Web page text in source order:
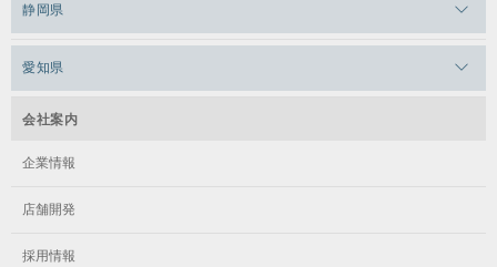
メガロスキッズ錦糸町
メガロス葛飾
メガロスルフレ武蔵小金井
メガロス神奈川
メガロス日吉
メガロス綱島
メガロスルフレ綱島
メガロス市ヶ尾
メガロス鷺沼
メガロス本八幡
静岡県
愛知県
メガロステラッセ納屋橋
メガロス千種
会社案内
企業情報
店舗開発
採用情報